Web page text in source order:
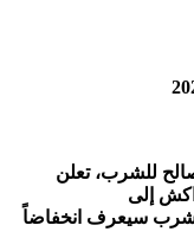
للشرب، تعلن
إلى
سيعرف انخفاضاً